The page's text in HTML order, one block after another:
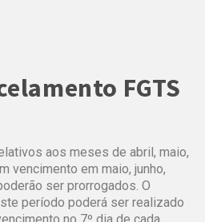
FGTS
aos meses de abril, maio,
vencimento em maio, junho,
ser prorrogados. O
período poderá ser realizado